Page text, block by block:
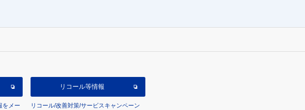
をメー
リコール等情報
リコール/改善対策/サービスキャンペーン